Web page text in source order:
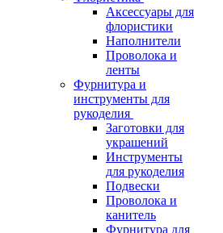
Аксессуары для
флористики
Наполнители
Проволока и
ленты
Фурнитура и
инструменты для
рукоделия
Заготовки для
украшений
Инструменты
для рукоделия
Подвески
Проволока и
канитель
Фурнитура для